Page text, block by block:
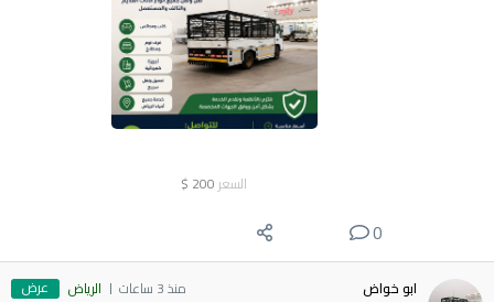
السعر 200
$
0
ابو خواض منذ 3 ساعات الرياض عرض